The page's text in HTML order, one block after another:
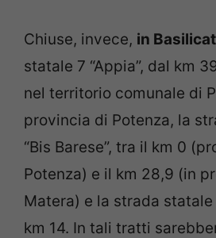
Chiuse, invece, in
statale 7 “Appia”, dal km
nel territorio comunale di
provincia di Potenza, la
“Bis Barese”, tra il km 0
Potenza) e il km 28,9 (in
Matera) e la strada
km 14. In tali tratti